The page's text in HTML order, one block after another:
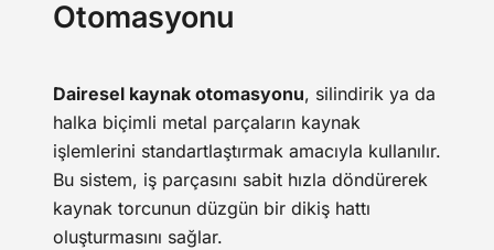
Otomasyonu
Dairesel kaynak otomasyonu, silindirik ya da
halka biçimli metal parçaların kaynak
işlemlerini standartlaştırmak amacıyla kullanılır.
Bu sistem, iş parçasını sabit hızla döndürerek
kaynak torcunun düzgün bir dikiş hattı
oluşturmasını sağlar.